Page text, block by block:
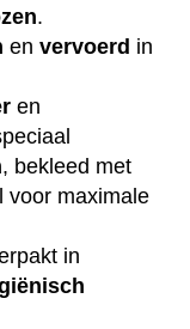
.
en vervoerd in
en
, bekleed met
voor maximale
in